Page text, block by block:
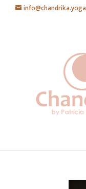
info@chandrika.yoga